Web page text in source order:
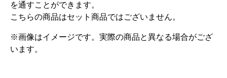
を通すことができます。
こちらの商品はセット商品ではございません。
※画像はイメージです。実際の商品と異なる場合がござ
います。